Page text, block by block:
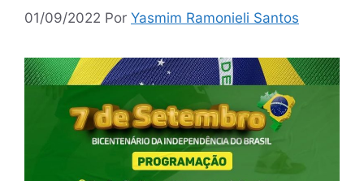
01/09/2022 Por Yasmim Ramonieli Santos